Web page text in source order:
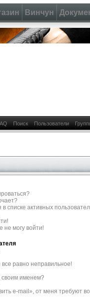
Винчун
Поиск Пользователи
списке активных
не могу войти!
равно неправильное!
своим именем?
e-mail», от меня требуют